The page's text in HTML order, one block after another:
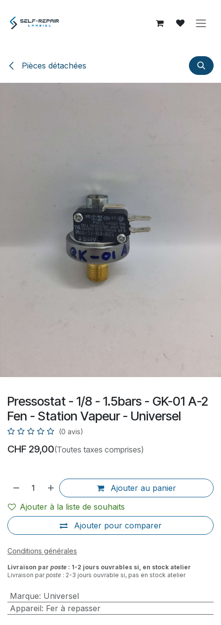
Pièces détachées
Pressostat - 1/8 - 1.5bars - GK-01 A-2
Fen - Station Vapeur - Universel
(0 avis)
CHF 29,00(Toutes taxes comprises)
Ajouter au panier
Ajouter pour comparer
Ajouter à la liste de souhaits
Conditions générales
Livraison par poste : 1-2 jours ouvrables si, en stock atelier
Livraison parposte : 2-3 jours ouvrable si, pas en stock atelier
Marque: Universel
Appareil: Fer à repasser